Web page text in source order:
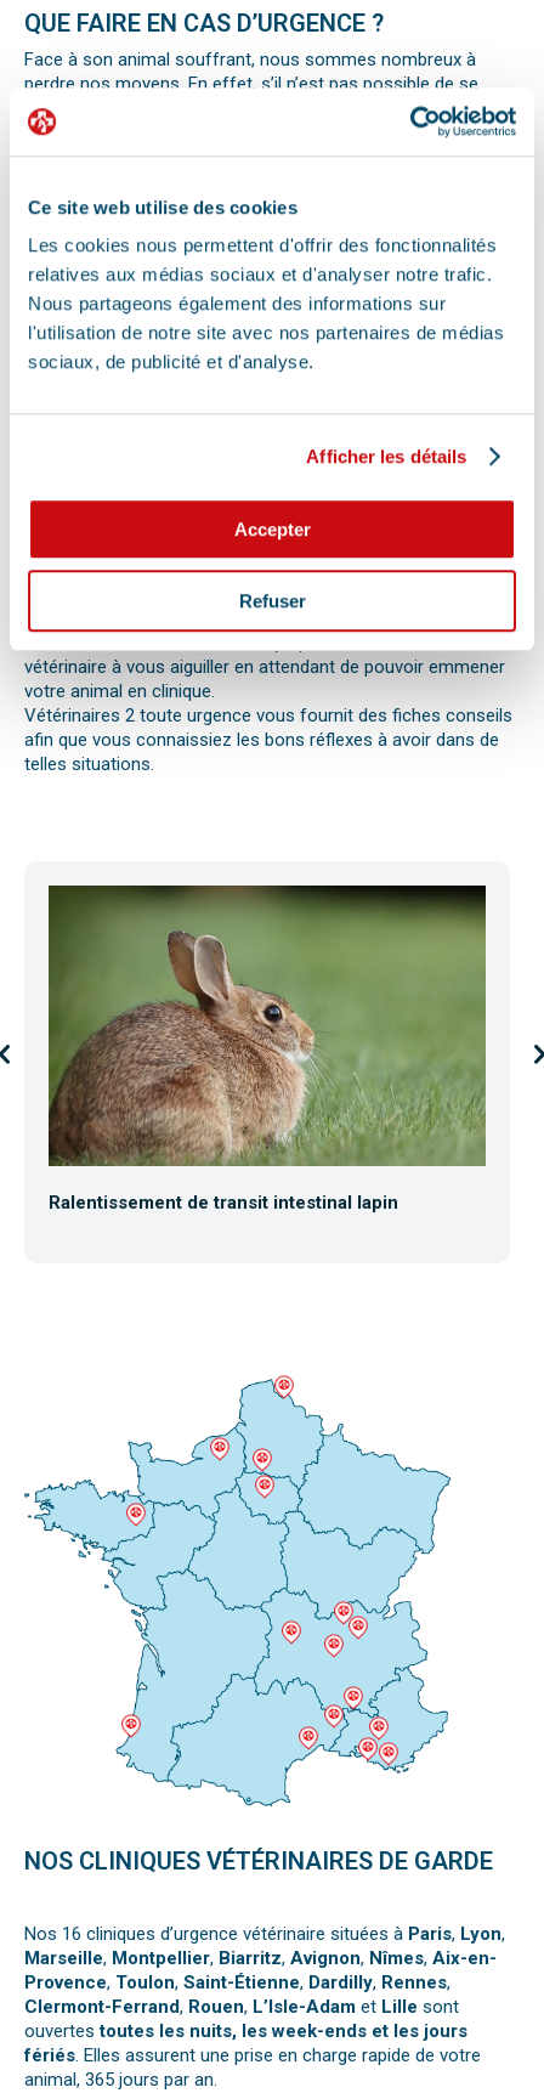
Ce site web utilise des cookies
Les cookies nous permettent d'offrir des fonctionnalités
relatives aux médias sociaux et d'analyser notre trafic.
Nous partageons également des informations sur
l'utilisation de notre site avec nos partenaires de médias
sociaux, de publicité et d'analyse.
Afficher les détails
Accepter
Refuser
QUE FAIRE EN CAS D’URGENCE ?
Face à son animal souffrant, nous sommes nombreux à
perdre nos moyens. En effet, s’il n’est pas possible de se
préparer totalement à ce type d’événement, certains gestes
peuvent être salvateurs.
Ainsi, le premier réflexe à avoir dans une telle situation est de
vétérinaire la plus proche de votre domicile. Il est important
sécurité de votre animal pour ne pas empirer la situation.
Pour pouvoir détecter un mal-être chez son animal et décrire
la situation à un professionnel, il faut faire attention aux
signaux. Tout comportement anormal ou abattement doit
vous alerter.
Les difficultés respiratoires, pertes de conscience, les
votre chat, chien ou autre nouvel animal de compagnie ne va
Différentes causes peuvent être à l’origine d’une urgence pour
votre compagnon. Il peut s’agir en effet d’un épillet, d’une
réaction allergique avec œdème de Quincke, d’une intoxication
ou envenimation, d’un syndrome dilatation torsion de
l’estomac chez le chien, d’une mise bas, d’une infection
vétérinaire à vous aiguiller en attendant de pouvoir emmener
votre animal en clinique.
Vétérinaires 2 toute urgence vous fournit des fiches conseils
afin que vous connaissiez les bons réflexes à avoir dans de
telles situations.
Ralentissement de transit intestinal lapin
NOS CLINIQUES VÉTÉRINAIRES DE GARDE
Nos 16 cliniques d’urgence vétérinaire situées à Paris, Lyon,
Marseille, Montpellier, Biarritz, Avignon, Nîmes, Aix-en-
Provence, Toulon, Saint-Étienne, Dardilly, Rennes,
Clermont-Ferrand, Rouen, L’Isle-Adam et Lille sont
ouvertestoutes les nuits, les week-ends et les jours
fériés. Elles assurent une prise en charge rapide de votre
animal, 365 jours par an.